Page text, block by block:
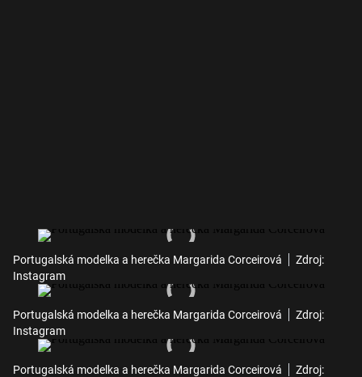
Portugalská modelka a herečka Margarida Corceirová
Zdroj:
Instagram
Portugalská modelka a herečka Margarida Corceirová
Zdroj:
Instagram
Portugalská modelka a herečka Margarida Corceirová
Zdroj: